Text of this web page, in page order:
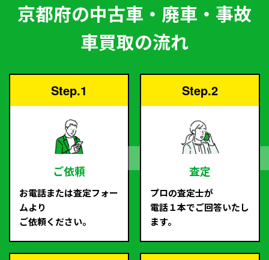
京都府の中古車・廃車・事故
車買取の流れ
Step.1
ご依頼
お電話または査定フォー
ムより
ご依頼ください。
Step.2
査定
プロの査定士が
電話１本でご回答いたし
ます。